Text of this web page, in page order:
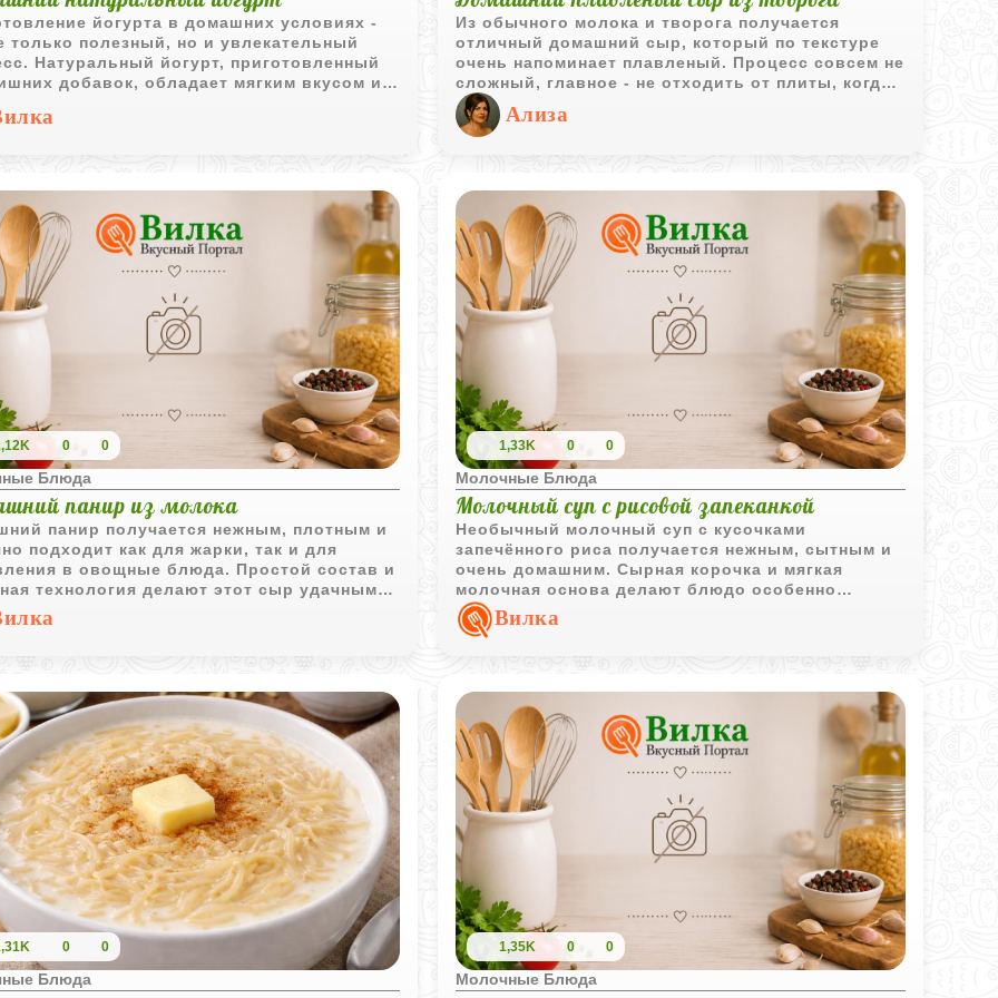
йогурта в домашних условиях -
только полезный, но и увлекательный
Натуральный йогурт, приготовленный
добавок, обладает мягким вкусом и
свойствами. Попробуйте приготовить
самостоятельно и убедитесь, что
продукты - это просто и вкусно.
Из обычного молока и творога получается
отличный домашний сыр, который по текстуре
очень напоминает плавленый. Процесс совсем не
сложный, главное - не отходить от плиты, когда
масса начнет плавиться. Сыр получается
нежным, сливочным и отлично подходит для
утренних бутербродов или быстрых перекусов.
Ализа
0 0
Блюда
панир из молока
панир получается нежным, плотным и
подходит как для жарки, так и для
в овощные блюда. Простой состав и
технология делают этот сыр удачным
для домашнего приготовления.
1,33K 0 0
Молочные Блюда
Молочный суп с рисовой запеканкой
Необычный молочный суп с кусочками
запечённого риса получается нежным, сытным и
очень домашним. Сырная корочка и мягкая
молочная основа делают блюдо особенно
уютным для семейного обеда.
Вилка
0 0
Блюда
1,35K 0 0
Молочные Блюда